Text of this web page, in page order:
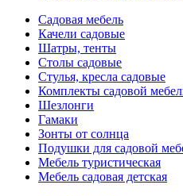
Садовая мебель
Качели садовые
Шатры, тенты
Столы садовые
Стулья, кресла садовые
Комплекты садовой
Шезлонги
Гамаки
Зонты от солнца
Подушки для садовой
Мебель туристическая
Мебель садовая детская